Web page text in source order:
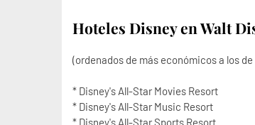
Hoteles Disney en Walt
(ordenados de más económicos a los de
* Disney's All-Star Movies Resort
* Disney's All-Star Music Resort
* Disney's All-Star Sports Resort